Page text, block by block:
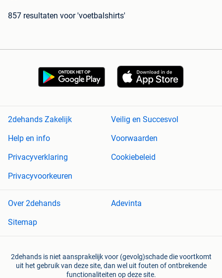
857 resultaten voor 'voetbalshirts'
2dehands Zakelijk
Veilig en Succesvol
Help en info
Voorwaarden
Privacyverklaring
Cookiebeleid
Privacyvoorkeuren
Over 2dehands
Adevinta
Sitemap
2dehands is niet aansprakelijk voor (gevolg)schade die voortkomt
uit het gebruik van deze site, dan wel uit fouten of ontbrekende
functionaliteiten op deze site.